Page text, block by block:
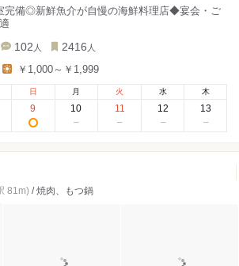
完備◎新鮮魚介が自慢の海鮮料理店◆宴会・ご
102 人 2416 人
￥1,000～￥1,999
日
9
月
10
火
11
水
12
木
13
81m) / 焼肉、もつ鍋